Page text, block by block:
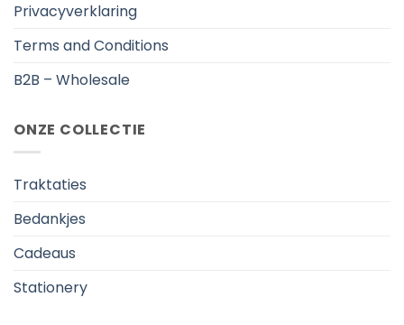
Privacyverklaring
Terms and Conditions
B2B – Wholesale
ONZE COLLECTIE
Traktaties
Bedankjes
Cadeaus
Stationery